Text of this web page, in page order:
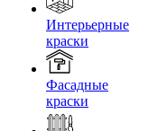
Интерьерные
краски
Фасадные
краски